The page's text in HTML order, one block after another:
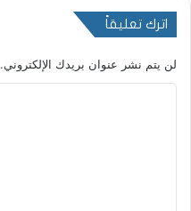
اترك تعليقاً
لن يتم نشر عنوان بريدك الإلكتروني.